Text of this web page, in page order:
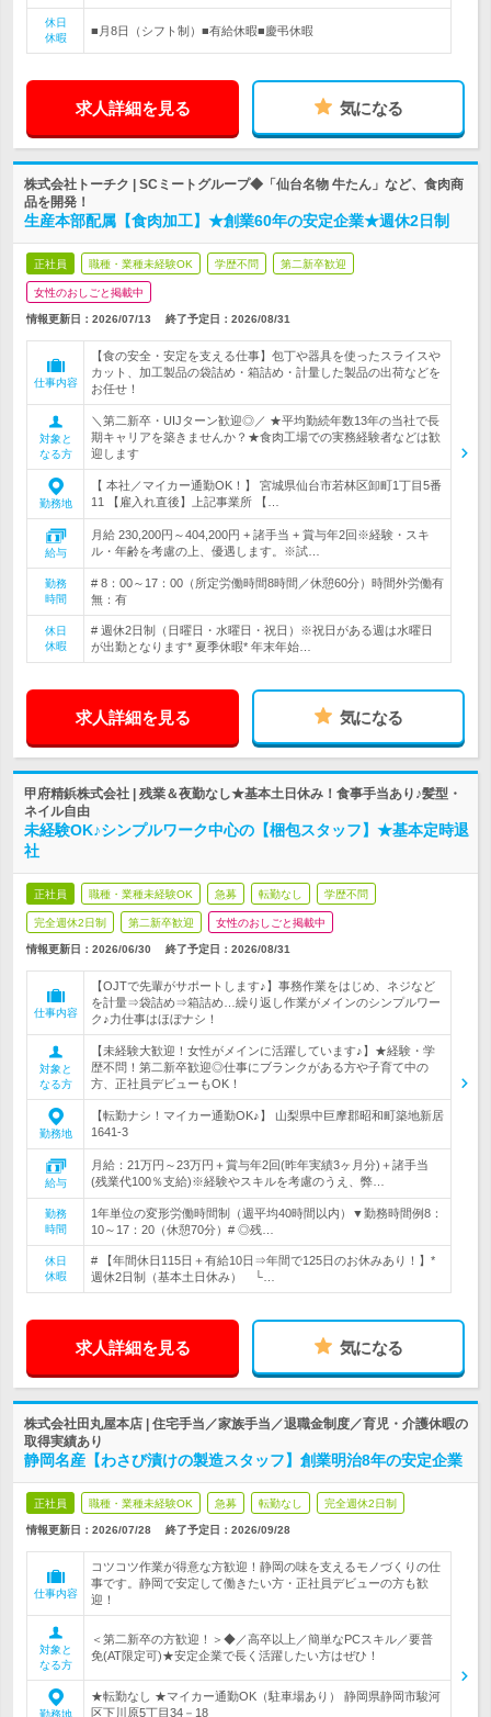
休日
休暇
■月8日（シフト制）■有給休暇■慶弔休暇
求人詳細を見る 気になる
株式会社トーチク | SCミートグループ◆「仙台名物 牛たん」など、食肉商
品を開発！
生産本部配属【食肉加工】★創業60年の安定企業★週休2日制
正社員 職種・業種未経験OK 学歴不問 第二新卒歓迎
女性のおしごと掲載中
情報更新日：2026/07/13 終了予定日： 2026/08/31
仕事内容
【食の安全・安定を支える仕事】包丁や器具を使ったスライスや
カット、加工製品の袋詰め・箱詰め・計量した製品の出荷などを
お任せ！
対象と
なる方
＼第二新卒・UIJターン歓迎◎／ ★平均勤続年数13年の当社で長
期キャリアを築きませんか？★食肉工場での実務経験者などは歓
迎します
勤務地
【 本社／マイカー通勤OK！】 宮城県仙台市若林区卸町1丁目5番
11 【雇入れ直後】上記事業所 【…
給与
月給 230,200円～404,200円 + 諸手当 + 賞与年2回※経験・スキ
ル・年齢を考慮の上、優遇します。※試…
勤務
時間
# 8：00～17：00（所定労働時間8時間／休憩60分）時間外労働有
無：有
休日
休暇
# 週休2日制（日曜日・水曜日・祝日）※祝日がある週は水曜日
が出勤となります* 夏季休暇* 年末年始…
求人詳細を見る 気になる
甲府精鋲株式会社 | 残業＆夜勤なし★基本土日休み！食事手当あり♪髪型・
ネイル自由
未経験OK♪シンプルワーク中心の【梱包スタッフ】★基本定時退
社
正社員 職種・業種未経験OK 急募 転勤なし 学歴不問
完全週休2日制 第二新卒歓迎 女性のおしごと掲載中
情報更新日：2026/06/30 終了予定日： 2026/08/31
仕事内容
【OJTで先輩がサポートします♪】事務作業をはじめ、ネジなど
を計量⇒袋詰め⇒箱詰め…繰り返し作業がメインのシンプルワー
ク♪力仕事はほぼナシ！
対象と
なる方
【未経験大歓迎！女性がメインに活躍しています♪】★経験・学
歴不問！第二新卒歓迎◎仕事にブランクがある方や子育て中の
方、正社員デビューもOK！
勤務地
【転勤ナシ！マイカー通勤OK♪】 山梨県中巨摩郡昭和町築地新居
1641-3
給与
月給：21万円～23万円＋賞与年2回(昨年実績3ヶ月分)＋諸手当
(残業代100％支給)※経験やスキルを考慮のうえ、弊…
勤務
時間
1年単位の変形労働時間制（週平均40時間以内）▼勤務時間例8：
10～17：20（休憩70分）# ◎残…
休日
休暇
# 【年間休日115日＋有給10日⇒年間で125日のお休みあり！】*
週休2日制（基本土日休み） └…
求人詳細を見る 気になる
株式会社田丸屋本店 | 住宅手当／家族手当／退職金制度／育児・介護休暇の
取得実績あり
静岡名産【わさび漬けの製造スタッフ】創業明治8年の安定企業
正社員 職種・業種未経験OK 急募 転勤なし 完全週休2日制
情報更新日：2026/07/28 終了予定日： 2026/09/28
仕事内容
コツコツ作業が得意な方歓迎！静岡の味を支えるモノづくりの仕
事です。静岡で安定して働きたい方・正社員デビューの方も歓
迎！
対象と
なる方
＜第二新卒の方歓迎！＞◆／高卒以上／簡単なPCスキル／要普
免(AT限定可)★安定企業で長く活躍したい方はぜひ！
勤務地
★転勤なし ★マイカー通勤OK（駐車場あり） 静岡県静岡市駿河
区下川原5丁目34－18